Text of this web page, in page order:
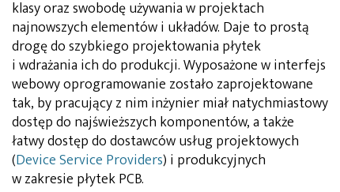
klasy oraz swobodę używania w projektach
najnowszych elementów i układów. Daje to prostą
drogę do szybkiego projektowania płytek
i wdrażania ich do produkcji. Wyposażone w interfejs
webowy oprogramowanie zostało zaprojektowane
tak, by pracujący z nim inżynier miał natychmiastowy
dostęp do najświeższych komponentów, a także
łatwy dostęp do dostawców usług projektowych
(Device Service Providers) i produkcyjnych
w zakresie płytek PCB.